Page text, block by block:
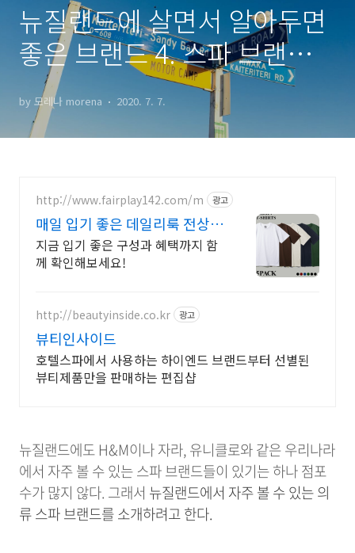
뉴질랜드에 살면서 알아두면
좋은 브랜드 4. 스파 브랜드
(의류)
by 모레나 morena 2020. 7. 7.
http://www.fairplay142.com/m 광고
매일 입기 좋은 데일리룩 전상품
무료배송
지금 입기 좋은 구성과 혜택까지 함
께 확인해보세요!
http://beautyinside.co.kr 광고
뷰티인사이드
호텔스파에서 사용하는 하이엔드 브랜드부터 선별된
뷰티제품만을 판매하는 편집샵
뉴질랜드에도 H&M이나 자라, 유니클로와 같은 우리나라
에서 자주 볼 수 있는 스파 브랜드들이 있기는 하나 점포
수가 많지 않다. 그래서 뉴질랜드에서 자주 볼 수 있는 의
류 스파 브랜드를 소개하려고 한다.